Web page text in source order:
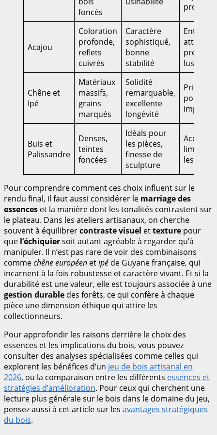
foncés
Acajou
Coloration
profonde,
reflets
cuivrés
Caractère
sophistiqué,
bonne
stabilité
Entretien
attentif
lustre
Chêne et
Ipé
Matériaux
massifs,
grains
marqués
Solidité
remarquable,
excellente
longévité
Prix
poids
Buis et
Palissandre
Denses,
teintes
foncées
Idéals pour
les pièces,
finesse de
sculpture
limitée
les
Pour comprendre comment ces choix influent sur le
rendu final, il faut aussi considérer le marriage des
essences et la manière dont les tonalités contrastent sur
le plateau. Dans les ateliers artisanaux, on cherche
souvent à équilibrercontraste visuel ettexture pour
que l’échiquiersoit autant agréable à regarder qu’à
manipuler. Il n’est pas rare de voir des combinaisons
commechêne européen etipé de Guyane française, qui
incarnent à la fois robustesse et caractère vivant. Et si la
durabilité est une valeur, elle est toujours associée à une
gestion durable des forêts, ce qui confère à chaque
pièce une dimension éthique qui attire les
collectionneurs.
Pour approfondir les raisons derrière le choix des
essences et les implications du bois, vous pouvez
consulter des analyses spécialisées comme celles qui
explorent les bénéfices d’un jeu de bois artisanal en
2026, ou la comparaison entre les différents essences et
stratégies d’amélioration. Pour ceux qui cherchent une
lecture plus générale sur le bois dans le domaine du jeu,
pensez aussi à cet article sur les avantages stratégiques
du bois.